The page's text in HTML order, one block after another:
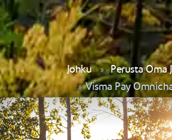
Johku
Perusta Oma
Visma Pay